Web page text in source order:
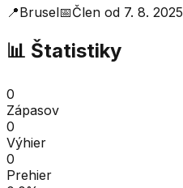
📍Brusel📅Člen od 7. 8. 2025
📊 Štatistiky
0
Zápasov
0
Výhier
0
Prehier